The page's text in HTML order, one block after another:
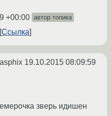
+00:00 автор топика
Ссылка
19.10.2015 08:09:59
зверь идишен